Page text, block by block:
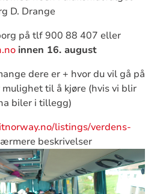
D. Drange
på tlf 900 88 407 eller
innen 16. august
dere er + hvor du vil gå på
mulighet til å kjøre (hvis vi blir
biler i tillegg)
listings/verdens-
beskrivelser